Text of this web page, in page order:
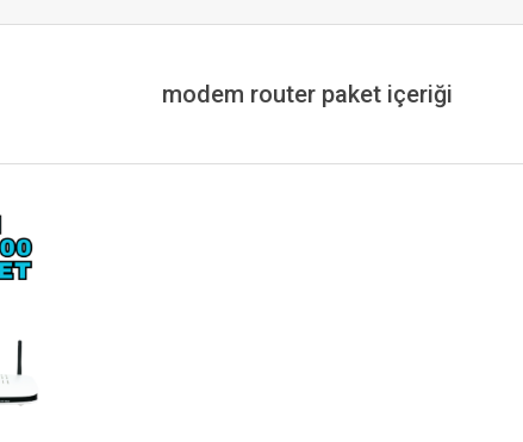
modem router paket içeriği